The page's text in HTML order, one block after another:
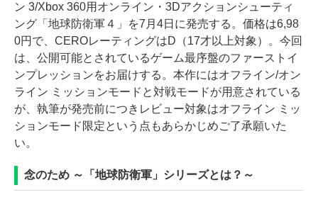
ン 3/Xbox 360用オンライン・3Dアクションシューティ
ング「地球防衛軍４」を7月4日に発売する。価格は6,98
0円で、CEROレーティングはD（17才以上対象）。今回
は、公開可能とされているゲーム最序盤のファーストイ
ンプレッションをお届けする。本作にはオフライン/オン
ライン ミッションモードと対戦モードが用意されている
が、執筆が発売前につきレビュー対象はオフライン ミッ
ションモード限定という点もあらかじめご了承願いた
い。
念のため ～「地球防衛軍」シリーズとは？～